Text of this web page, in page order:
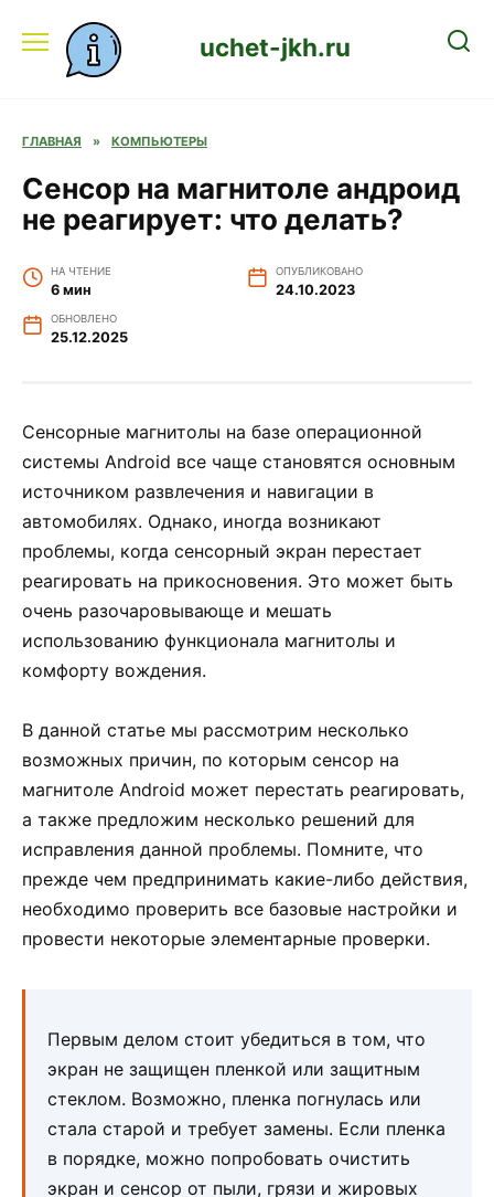
содержанию
uchet-jkh.ru
ГЛАВНАЯ » КОМПЬЮТЕРЫ
Сенсор на магнитоле андроид
не реагирует: что делать?
НА ЧТЕНИЕ
6 мин
ОПУБЛИКОВАНО
24.10.2023
ОБНОВЛЕНО
25.12.2025
Сенсорные магнитолы на базе операционной
системы Android все чаще становятся основным
источником развлечения и навигации в
автомобилях. Однако, иногда возникают
проблемы, когда сенсорный экран перестает
реагировать на прикосновения. Это может быть
очень разочаровывающе и мешать
использованию функционала магнитолы и
комфорту вождения.
В данной статье мы рассмотрим несколько
возможных причин, по которым сенсор на
магнитоле Android может перестать реагировать,
а также предложим несколько решений для
исправления данной проблемы. Помните, что
прежде чем предпринимать какие-либо действия,
необходимо проверить все базовые настройки и
провести некоторые элементарные проверки.
Первым делом стоит убедиться в том, что
экран не защищен пленкой или защитным
стеклом. Возможно, пленка погнулась или
стала старой и требует замены. Если пленка
в порядке, можно попробовать очистить
экран и сенсор от пыли, грязи и жировых